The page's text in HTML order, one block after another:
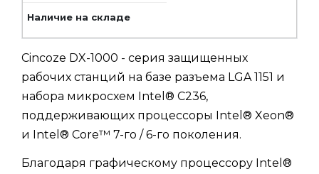
Cincoze DX-1000 - серия защищенных
рабочих станций на базе разъема LGA 1151 и
набора микросхем Intel® C236,
поддерживающих процессоры Intel® Xeon®
и Intel® Core™ 7-го / 6-го поколения.
Благодаря графическому процессору Intel®